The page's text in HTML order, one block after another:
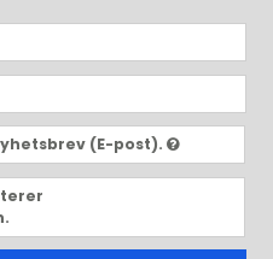
(E-post).